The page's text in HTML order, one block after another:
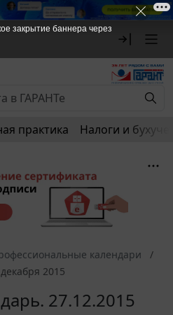
практика Налоги и
календари
2015
27.12.2015
закрытие баннера через